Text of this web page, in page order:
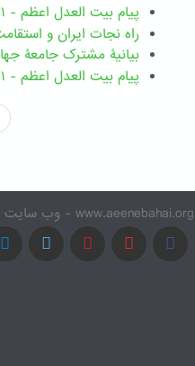
پیام بیت العدل اعظم - ۳۱ دسامبر ۲۰۲۵
راه نجات ایران و
بیانیۀ مشترک جامعۀ
پیام بیت العدل اعظم - ۱ دسامبر ۲۰۲۵
www.aeenebahai.org - وب سایت معرفی آئین بهائی به زبان فارسی